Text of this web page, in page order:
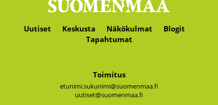
Uutiset Keskusta Näkökulmat
Blogit
Tapahtumat
Toimitus
etunimi.sukunimi@suomenmaa.fi
uutiset@suomenmaa.fi